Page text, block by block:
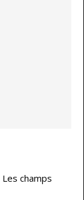
Les champs